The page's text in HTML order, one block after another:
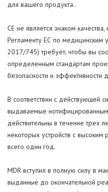
для вашего продукта..
CE не является знаком качества,
Регламенту ЕС по медицинским
2017/745) требует, чтобы вы
определенным стандартам
безопасности и эффективности
В соответствии с действующей
выдаваемые
действительны в течение трех
некоторых устройств с высоким
всего один год.
MDR вступил в полную силу в
выданные до окончательной